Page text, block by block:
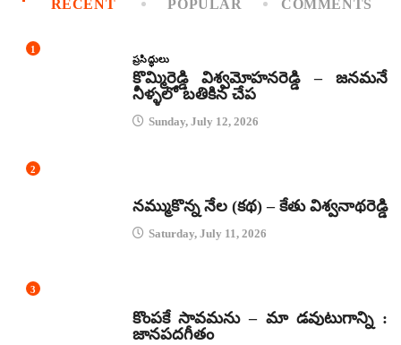
RECENT POPULAR COMMENTS
1
ప్రసిద్ధులు
కొమ్మిరెడ్డి విశ్వమోహనరెడ్డి – జనమనే
నీళ్ళలో బతికిన చేప
Sunday, July 12, 2026
2
నమ్ముకొన్న నేల (కథ) – కేతు విశ్వనాథరెడ్డి
Saturday, July 11, 2026
3
కొంపకే సావమను – మా డవుటుగాన్ని :
జానపదగీతం